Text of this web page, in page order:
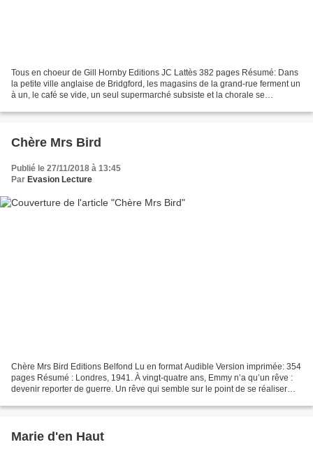
Tous en choeur de Gill Hornby Editions JC Lattès 382 pages Résumé: Dans
la petite ville anglaise de Bridgford, les magasins de la grand-rue ferment un
à un, le café se vide, un seul supermarché subsiste et la chorale se
Chère Mrs Bird
Publié le 27/11/2018 à 13:45
Par Evasion Lecture
Chère Mrs Bird Editions Belfond Lu en format Audible Version imprimée: 354
pages Résumé : Londres, 1941. À vingt-quatre ans, Emmy n’a qu’un rêve :
devenir reporter de guerre. Un rêve qui semble sur le point de se réaliser
Marie d'en Haut